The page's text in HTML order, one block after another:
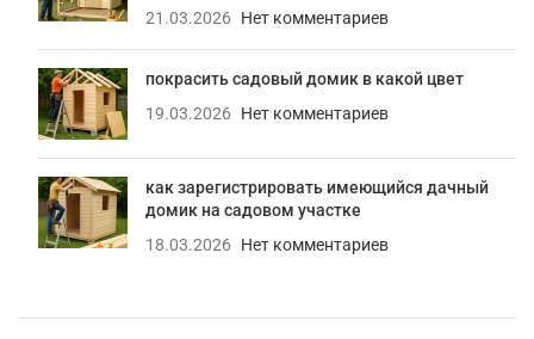
21.03.2026 Нет комментариев
покрасить садовый домик в какой цвет
19.03.2026
Нет комментариев
как зарегистрировать имеющийся дачный
домик на садовом участке
18.03.2026
Нет комментариев